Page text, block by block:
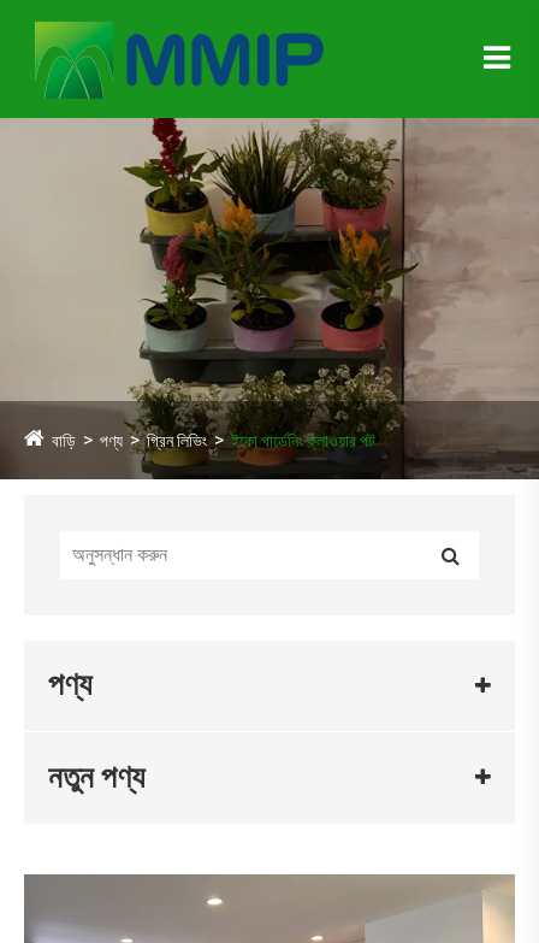
বাড়ি পণ্য গ্রিন লিভিং ইকো গার্ডেনিং ফ্লাওয়ার পট
পণ্য
নতুন পণ্য